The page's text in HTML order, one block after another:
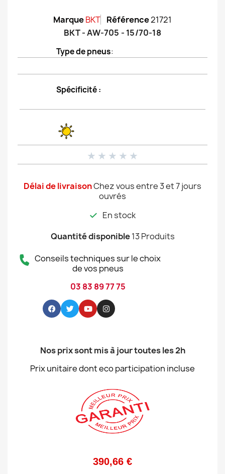
MarqueBKT Référence21721
BKT - AW-705 - 15/70-18
Type de pneus:
Spécificité :
★ ★ ★ ★ ★
Délai de livraisonChez vous entre 3 et 7 jours
ouvrés
En stock
Quantité disponible 13 Produits
Conseils techniques sur le choix
de vos pneus
03 83 89 77 75
Nos prix sont mis à jour toutes les 2h
Prix unitaire dont eco participation incluse
390,66 €